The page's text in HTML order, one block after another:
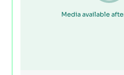
Media available